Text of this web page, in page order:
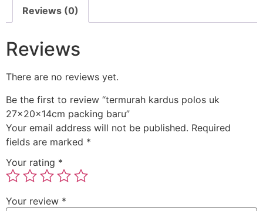
Reviews (0)
Reviews
There are no reviews yet.
Be the first to review “termurah kardus polos uk
27x20x14cm packing baru”
Your email address will not be published. Required
fields are marked *
Your rating *
Your review *